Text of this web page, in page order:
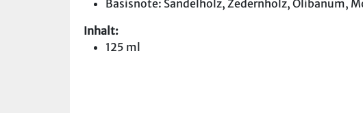
Basisnote: Sandelholz, Zedernholz, Olibanum,
Inhalt:
125 ml